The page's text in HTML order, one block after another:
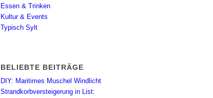
Essen & Trinken
Kultur & Events
Typisch Sylt
BELIEBTE BEITRÄGE
DIY: Maritimes Muschel Windlicht
Strandkorbversteigerung in List: